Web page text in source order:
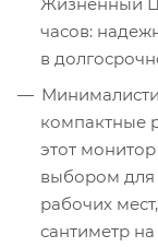
часов:
в
компактные
этот
выбором
рабочих
сантиметр на